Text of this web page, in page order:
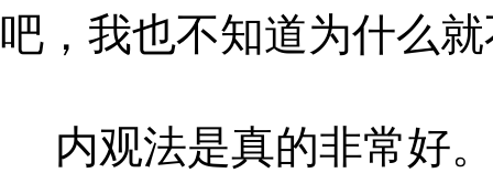
吧，我也不知道为什么
内观法是真的非常好